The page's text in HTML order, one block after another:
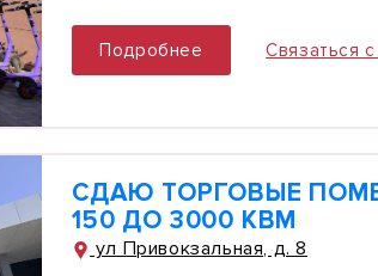
Подробнее Связаться
СДАЮ ТОРГОВЫЕ
150 ДО 3000 КВМ
ул Привокзальная, д. 8